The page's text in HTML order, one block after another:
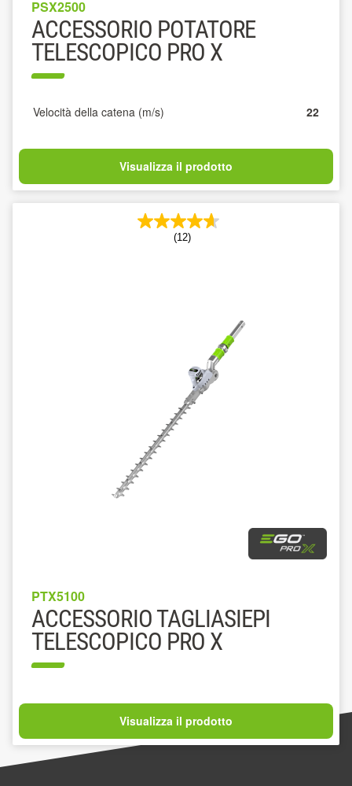
PSX2500
ACCESSORIO POTATORE
TELESCOPICO PRO X
Velocità della catena (m/s) 22
Visualizza il prodotto
(12)
PTX5100
ACCESSORIO TAGLIASIEPI
TELESCOPICO PRO X
Visualizza il prodotto